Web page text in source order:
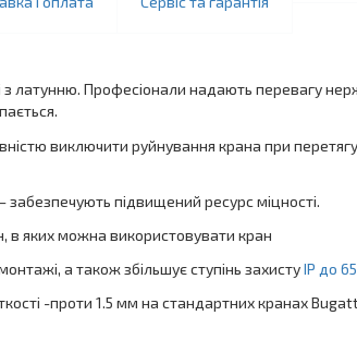
латунню. Професіонали надають перевагу
виключити руйнування крана при
підвищений ресурс міцності.
в яких можна використовувати кран
а також збільшує ступінь захистуIP до 65
-проти 1.5 мм на стандартних кранах